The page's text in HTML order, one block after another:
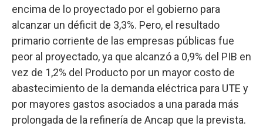
encima de lo proyectado por el gobierno para
alcanzar un déficit de 3,3%. Pero, el resultado
primario corriente de las empresas públicas fue
peor al proyectado, ya que alcanzó a 0,9% del PIB en
vez de 1,2% del Producto por un mayor costo de
abastecimiento de la demanda eléctrica para UTE y
por mayores gastos asociados a una parada más
prolongada de la refinería de Ancap que la prevista.